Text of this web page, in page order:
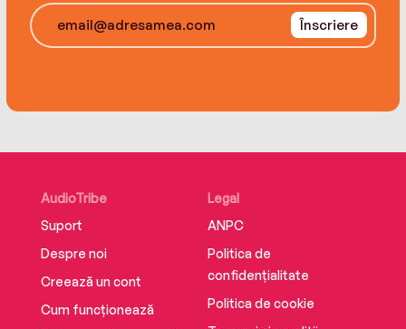
Înscriere
AudioTribe
Suport
Despre noi
Creează un cont
Cum funcționează
Legal
ANPC
Politica de
confidențialitate
Politica de cookie